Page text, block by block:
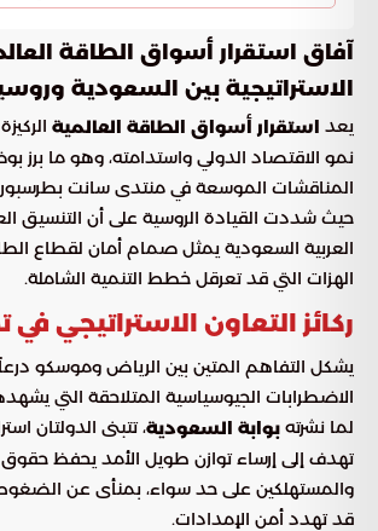
آفاق استقرار أسواق الطاقة
الاستراتيجية بين السعودية
يعد استقرار أسواق الطاقة العالمية
نمو الاقتصاد الدولي واستدامته، وهو ما برز
المناقشات الموسعة في منتدى سانت
حيث شددت القيادة الروسية على أن التنسيق
العربية السعودية يمثل صمام أمان لقطاع
الهزات التي قد تعرقل خطط التنمية الشاملة.
ركائز التعاون الاستراتيجي
يشكل التفاهم المتين بين الرياض وموسكو
الاضطرابات الجيوسياسية المتلاحقة التي
لما نشرته بوابة السعودية، تتبنى الدولتان
تهدف إلى إرساء توازن طويل الأمد يحفظ حقوق
والمستهلكين على حد سواء، بمنأى عن الضغوط
قد تهدد أمن الإمدادات.